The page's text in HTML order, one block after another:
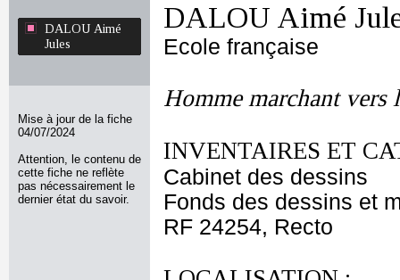
DALOU Aimé
Jules
Mise à jour de la fiche
04/07/2024
Attention, le contenu de
cette fiche ne reflète
pas nécessairement le
dernier état du savoir.
DALOU Aimé
Ecole française
Homme marchant vers
INVENTAIRES ET
Cabinet des dessins
Fonds des dessins et
RF 24254, Recto